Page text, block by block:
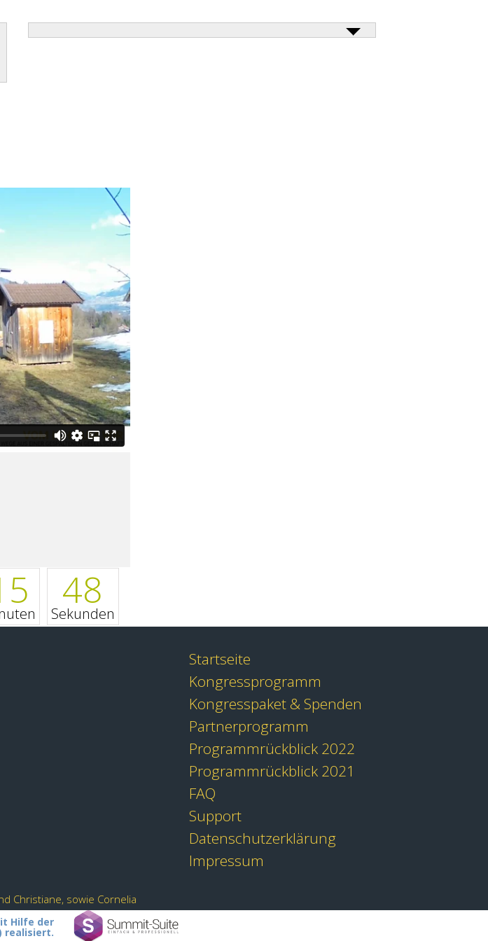
48
Sekunden
Startseite
Kongressprogramm
Kongresspaket & Spenden
Partnerprogramm
Programmrückblick 2022
Programmrückblick 2021
FAQ
Support
Datenschutzerklärung
Impressum
Christiane, sowie Cornelia
Hilfe der
realisiert.